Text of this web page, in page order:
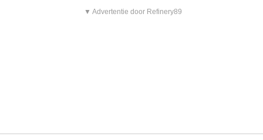
▼ Advertentie door Refinery89